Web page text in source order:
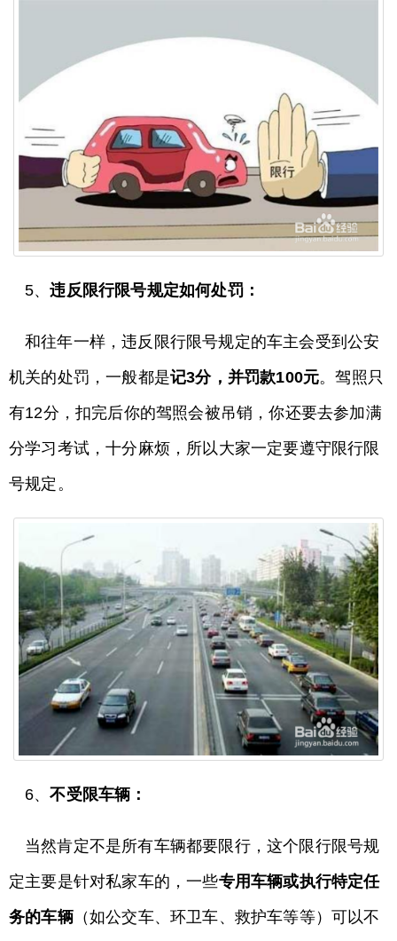
5、违反限行限号规定如何处罚：
和往年一样，违反限行限号规定的车主会受到公安
机关的处罚，一般都是记3分，并罚款100元。驾照只
有12分，扣完后你的驾照会被吊销，你还要去参加满
分学习考试，十分麻烦，所以大家一定要遵守限行限
号规定。
6、不受限车辆：
当然肯定不是所有车辆都要限行，这个限行限号规
定主要是针对私家车的，一些专用车辆或执行特定任
务的车辆（如公交车、环卫车、救护车等等）可以不